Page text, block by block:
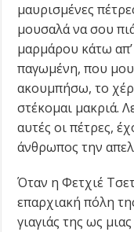
μαυρισμένες
μουσαλά να σου
μαρμάρου κάτω
παγωμένη, που μου
ακουμπήσω, το
στέκομαι μακριά.
αυτές οι πέτρες,
άνθρωπος την
Όταν η Φετχιέ
επαρχιακή πόλη
γιαγιάς της ως